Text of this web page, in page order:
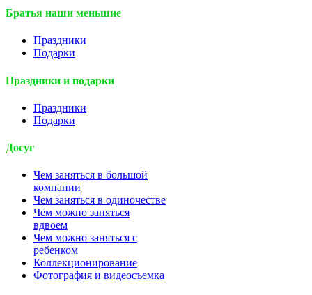
Братья наши меньшие
Праздники
Подарки
Праздники и подарки
Праздники
Подарки
Досуг
Чем заняться в большой
компании
Чем заняться в одиночестве
Чем можно заняться
вдвоем
Чем можно заняться с
ребенком
Коллекционирование
Фотография и видеосъемка